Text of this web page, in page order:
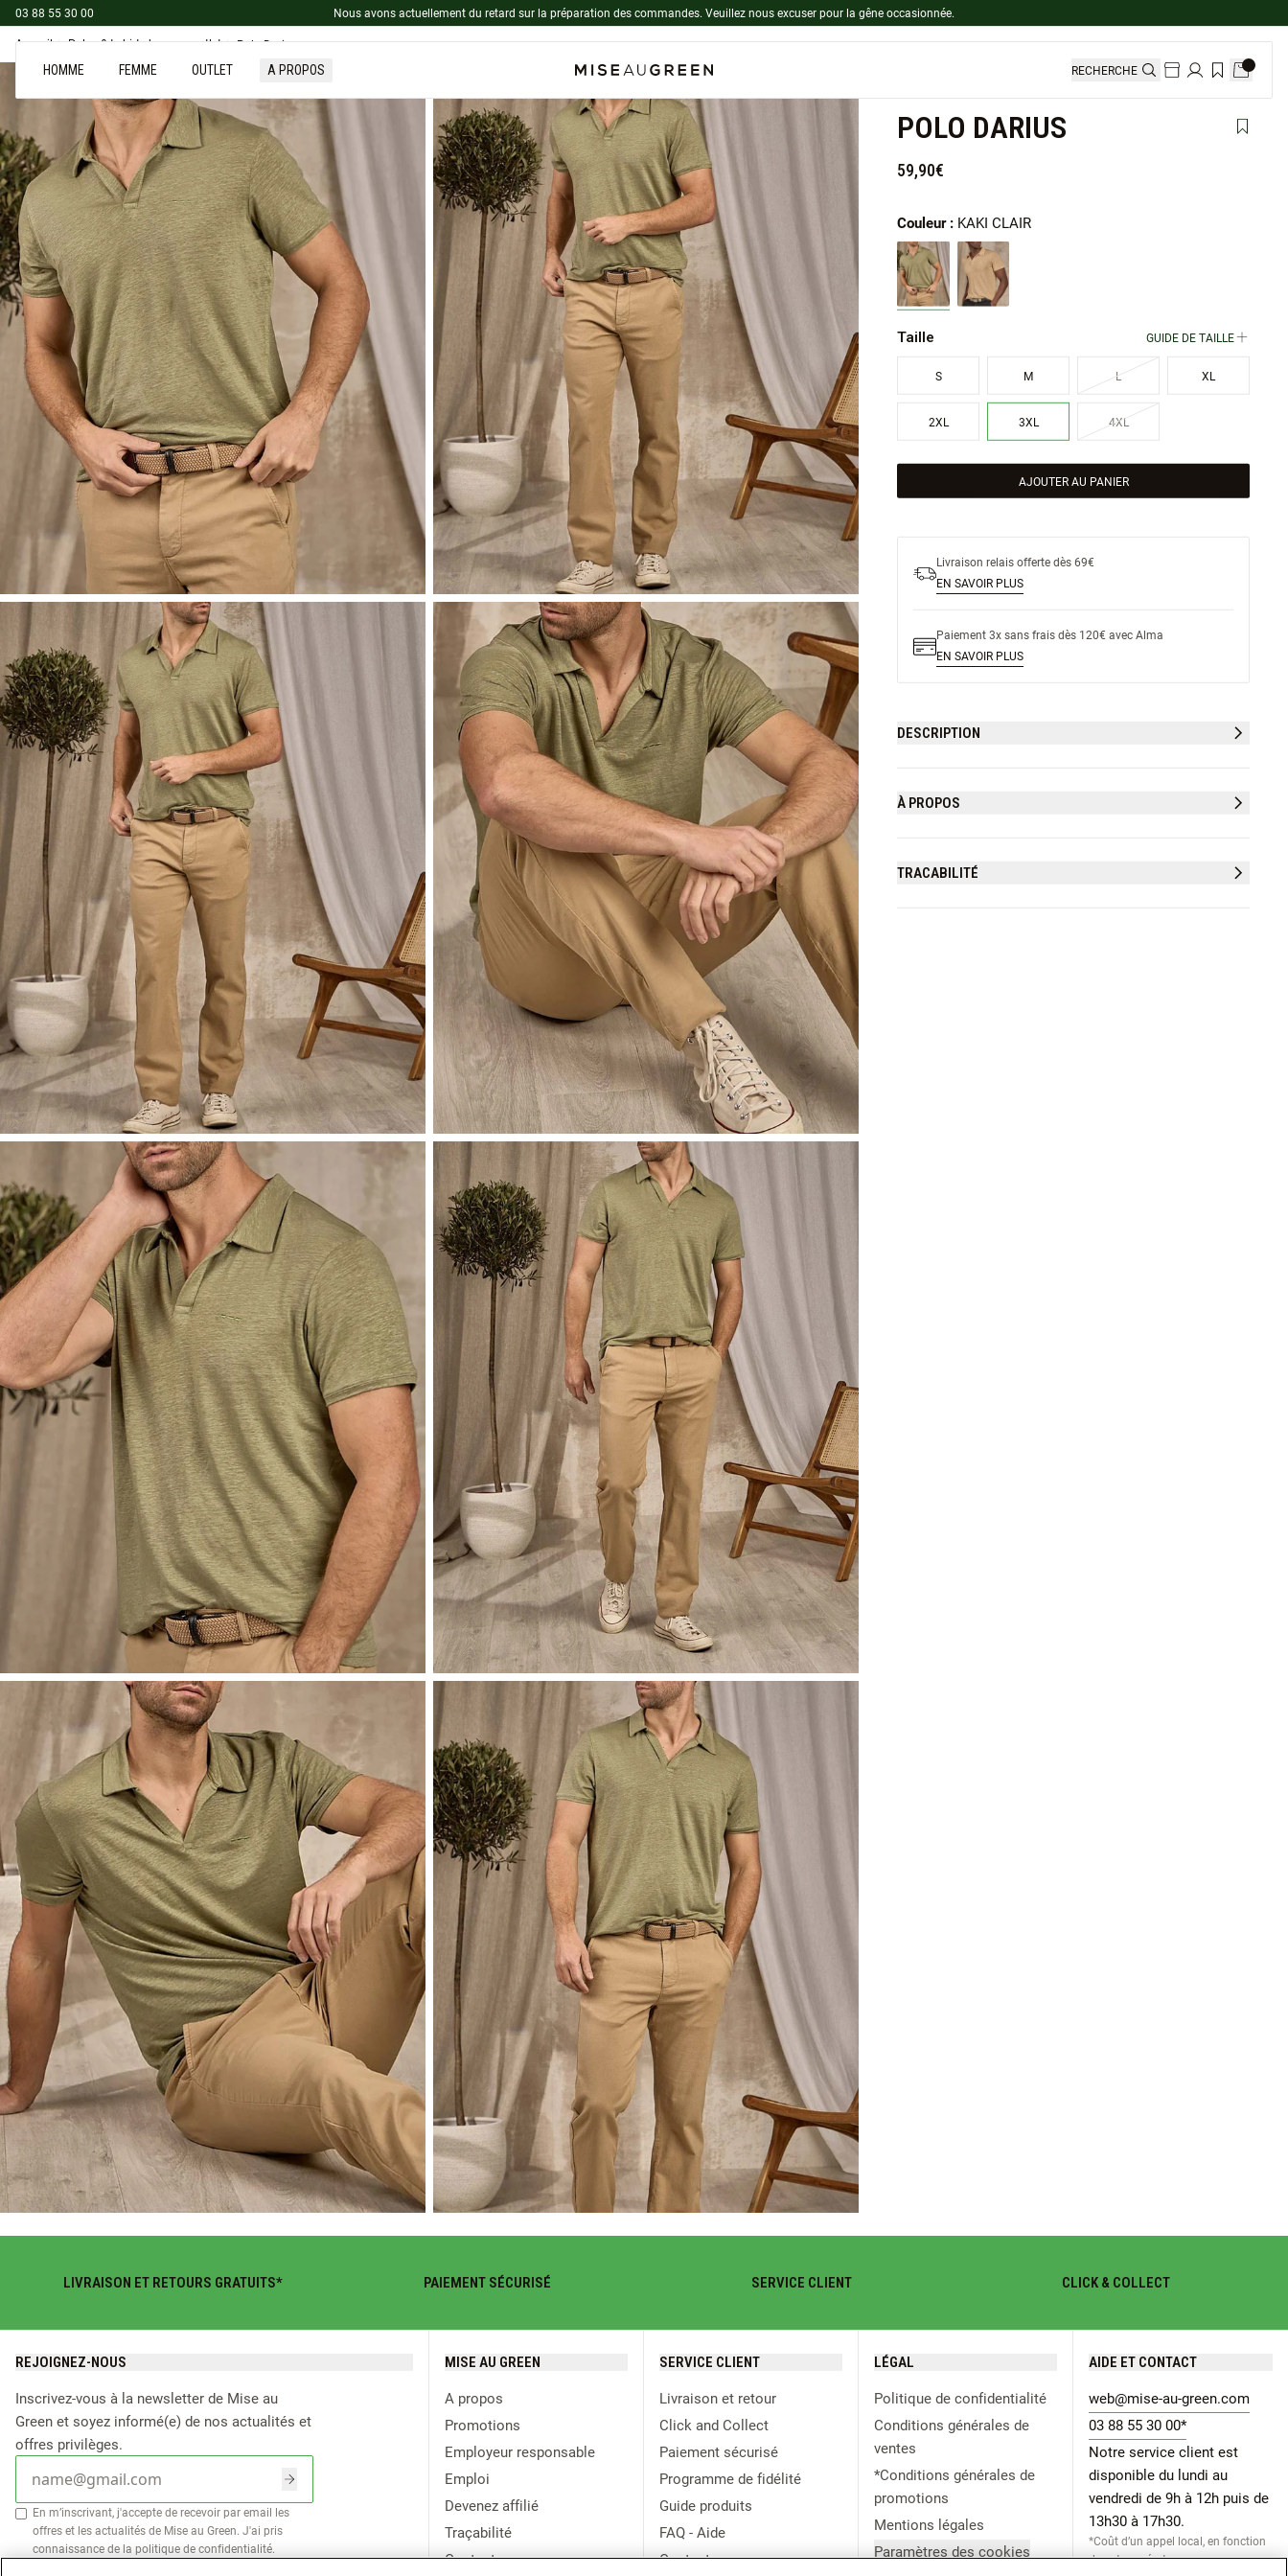
03 88 55 30 00 Nous avons actuellement du retard sur la préparation des commandes. Veuillez nous excuser pour la gêne occasionnée.
HOMME FEMME OUTLET A PROPOS RECHERCHE
Accueil Polos & t-shirts homme outlet Polo Darius
POLO DARIUS
59,90€
Couleur : KAKI CLAIR
Taille GUIDE DE TAILLE
S M L XL
2XL 3XL 4XL
AJOUTER AU PANIER
Livraison relais offerte dès 69€
EN SAVOIR PLUS
Paiement 3x sans frais dès 120€ avec Alma
EN SAVOIR PLUS
DESCRIPTION
À PROPOS
TRACABILITÉ
LIVRAISON ET RETOURS GRATUITS* PAIEMENT SÉCURISÉ SERVICE CLIENT CLICK & COLLECT
REJOIGNEZ-NOUS
Inscrivez-vous à la newsletter de Mise au
Green et soyez informé(e) de nos actualités et
offres privilèges.
E-mail
En m’inscrivant, j'accepte de recevoir par email les
offres et les actualités de Mise au Green. J'ai pris
connaissance de la politique de confidentialité.
MISE AU GREEN
A propos
Promotions
Employeur responsable
Emploi
Devenez affilié
Traçabilité
Contact presse
SERVICE CLIENT
Livraison et retour
Click and Collect
Paiement sécurisé
Programme de fidélité
Guide produits
FAQ - Aide
Contact
LÉGAL
Politique de confidentialité
Conditions générales de
ventes
*Conditions générales de
promotions
Mentions légales
Paramètres des cookies
AIDE ET CONTACT
web@mise-au-green.com
03 88 55 30 00*
Notre service client est
disponible du lundi au
vendredi de 9h à 12h puis de
13h30 à 17h30.
*Coût d’un appel local, en fonction
de votre opérateur.